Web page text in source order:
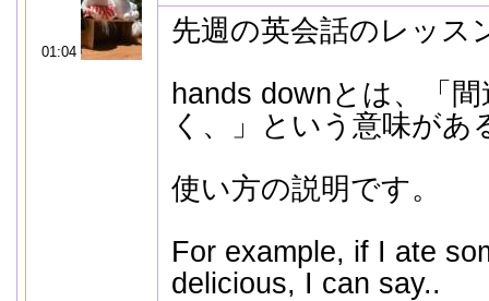
01:04
先週の英会話のレッス
hands downとは、「
く、」という意味があ
使い方の説明です。
For example, if I ate
delicious, I can say..